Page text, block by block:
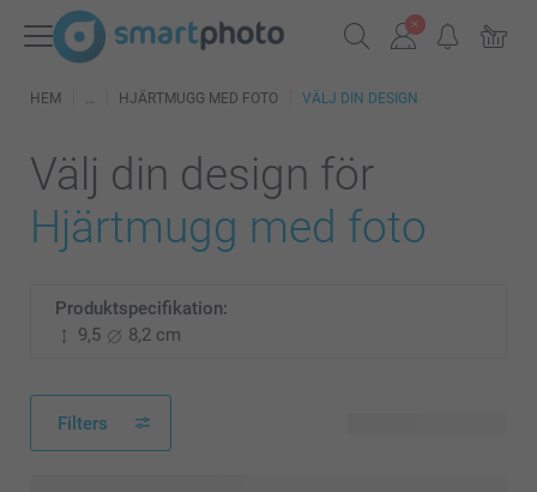
HEM HJÄRTMUGG MED FOTO VÄLJ DIN DESIGN
Välj din design för
Hjärtmugg med foto
Produktspecifikation:
9,5
8,2 cm
Filters